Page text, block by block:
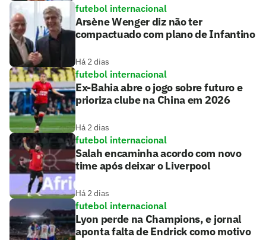
futebol internacional
Arsène Wenger diz não ter
compactuado com plano de Infantino
Há 2 dias
futebol internacional
Ex-Bahia abre o jogo sobre futuro e
prioriza clube na China em 2026
Há 2 dias
futebol internacional
Salah encaminha acordo com novo
time após deixar o Liverpool
Há 2 dias
futebol internacional
Lyon perde na Champions, e jornal
aponta falta de Endrick como motivo